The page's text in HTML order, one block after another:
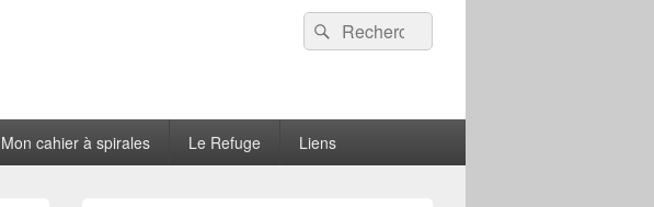
Recherche :
Rechercher
Mon cahier à spirales Le Refuge Liens